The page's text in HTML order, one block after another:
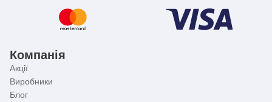
Компанія
Акції
Виробники
Блог